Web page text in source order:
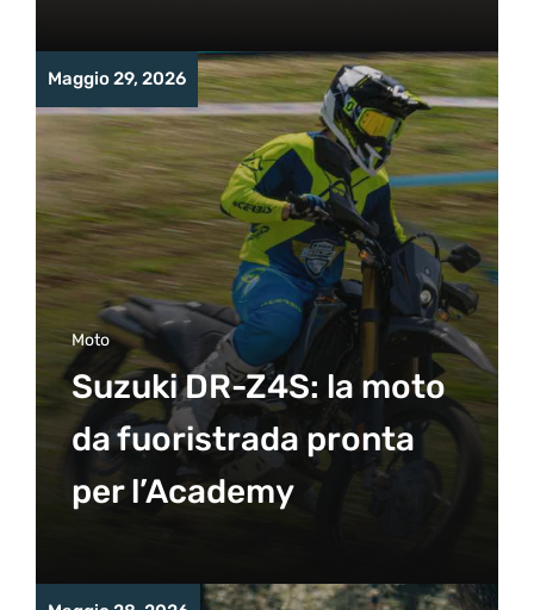
Maggio 29, 2026
Moto
Suzuki DR-Z4S: la moto
da fuoristrada pronta
per l’Academy